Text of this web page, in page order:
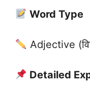
Word Type
Adjective
Detailed